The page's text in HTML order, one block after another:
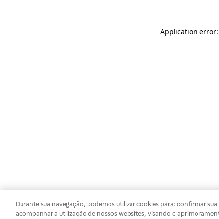
Application
Durante sua navegação, podemos utilizar cookies para: confirmar
acompanhar a utilização de nossos websites, visando o